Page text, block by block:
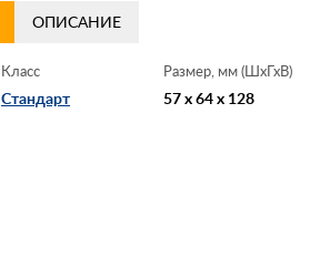
ОПИСАНИЕ
Класс
Стандарт
Размер, мм (ШхГхВ)
57 x 64 x 128